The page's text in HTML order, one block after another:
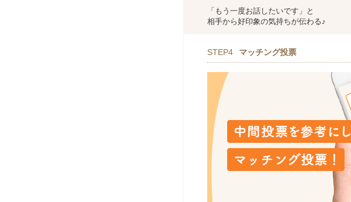
「もう一度お話したいです」と
相手から好印象の気持ちが伝わる♪
STEP4 マッチング投票